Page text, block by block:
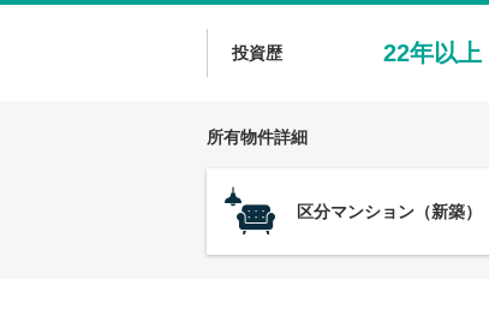
投資歴 22年以上
所有物件詳細
区分マンション（新築）